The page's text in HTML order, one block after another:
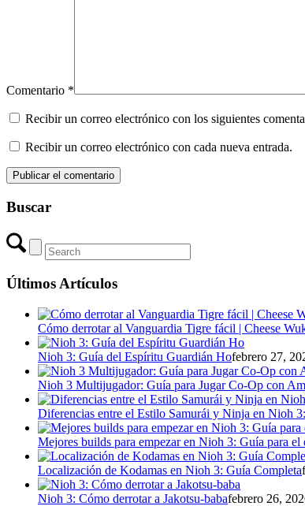
Comentario *
Recibir un correo electrónico con los siguientes
Recibir un correo electrónico con cada nueva entrada.
Buscar
Últimos Artículos
Cómo derrotar al Vanguardia Tigre fácil | Cheese
Nioh 3: Guía del Espíritu Guardián Hofebrero 27,
Nioh 3 Multijugador: Guía para Jugar Co-Op con
Diferencias entre el Estilo Samurái y Ninja en Nioh
Mejores builds para empezar en Nioh 3: Guía para
Localización de Kodamas en Nioh 3: Guía Completa
Nioh 3: Cómo derrotar a Jakotsu-babafebrero 26,